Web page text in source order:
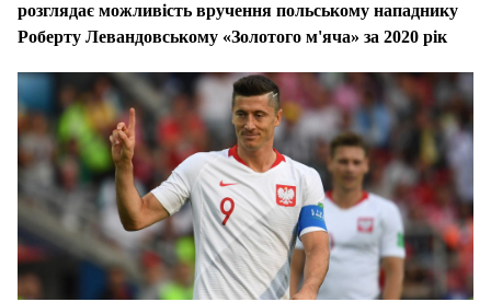
розглядає можливість вручення польському нападнику
Роберту Левандовському «Золотого м'яча» за 2020 рік